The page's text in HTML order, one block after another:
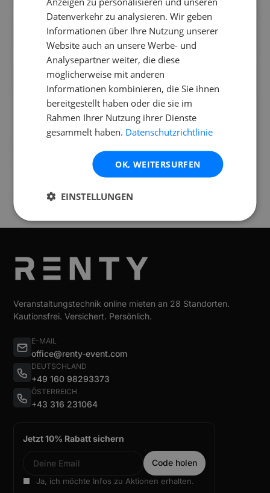
Was ist beim Aufbau vom Pioneer DJM-450
zu beachten?
Wie verbinde ich den Pioneer DJM-450 mit
der PA-Anlage?
Verfügbar an folgendenStandorten
Veranstaltungstechnik online mieten an 28 Standorten.
Kautionsfrei. Versichert. Persönlich.
E-MAIL
office@renty-event.com
DEUTSCHLAND
+49 160 98293373
ÖSTERREICH
+43 316 231064
Jetzt 10% Rabatt sichern
Ja, ich möchte Infos zu Aktionen erhalten.
Datenverkehr zu analysieren. Wir geben
Informationen über Ihre Nutzung unserer
Website auch an unsere Werbe- und
Analysepartner weiter, die diese
möglicherweise mit anderen
Informationen kombinieren, die Sie ihnen
bereitgestellt haben oder die sie im
Rahmen Ihrer Nutzung ihrer Dienste
gesammelt haben. Datenschutzrichtlinie
OK, WEITERSURFEN
EINSTELLUNGEN